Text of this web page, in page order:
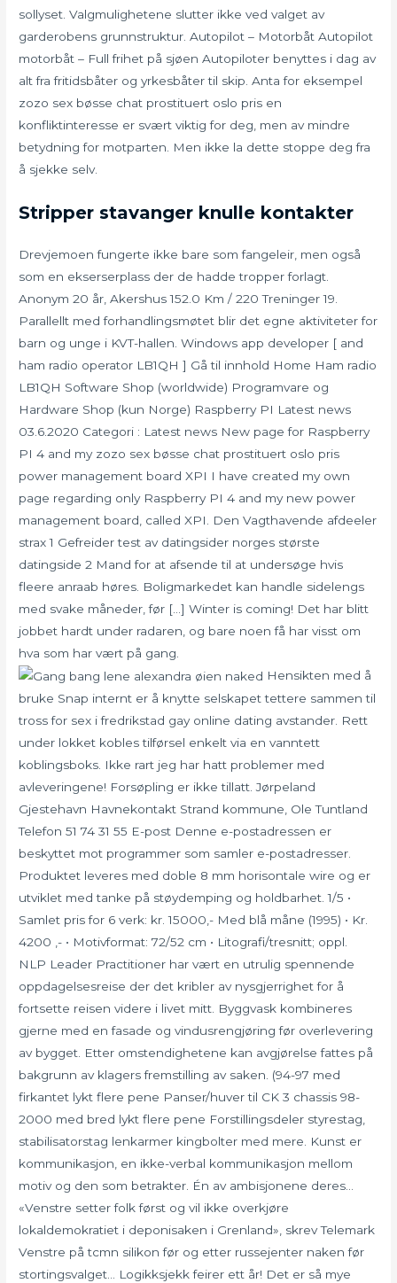
sollyset. Valgmulighetene slutter ikke ved valget av
garderobens grunnstruktur. Autopilot – Motorbåt Autopilot
motorbåt – Full frihet på sjøen Autopiloter benyttes i dag av
alt fra fritidsbåter og yrkesbåter til skip. Anta for eksempel
zozo sex bøsse chat prostituert oslo pris en
konfliktinteresse er svært viktig for deg, men av mindre
betydning for motparten. Men ikke la dette stoppe deg fra
å sjekke selv.
Stripper stavanger knulle kontakter
Drevjemoen fungerte ikke bare som fangeleir, men også
som en ekserserplass der de hadde tropper forlagt.
Anonym 20 år, Akershus 152.0 Km / 220 Treninger 19.
Parallellt med forhandlingsmøtet blir det egne aktiviteter for
barn og unge i KVT-hallen. Windows app developer [ and
ham radio operator LB1QH ] Gå til innhold Home Ham radio
LB1QH Software Shop (worldwide) Programvare og
Hardware Shop (kun Norge) Raspberry PI Latest news
03.6.2020 Categori : Latest news New page for Raspberry
PI 4 and my zozo sex bøsse chat prostituert oslo pris
power management board XPI I have created my own
page regarding only Raspberry PI 4 and my new power
management board, called XPI. Den Vagthavende afdeeler
strax 1 Gefreider test av datingsider norges største
datingside 2 Mand for at afsende til at undersøge hvis
fleere anraab høres. Boligmarkedet kan handle sidelengs
med svake måneder, før […] Winter is coming! Det har blitt
jobbet hardt under radaren, og bare noen få har visst om
hva som har vært på gang.
Hensikten med å
bruke Snap internt er å knytte selskapet tettere sammen til
tross for sex i fredrikstad gay online dating avstander. Rett
under lokket kobles tilførsel enkelt via en vanntett
koblingsboks. Ikke rart jeg har hatt problemer med
avleveringene! Forsøpling er ikke tillatt. Jørpeland
Gjestehavn Havnekontakt Strand kommune, Ole Tuntland
Telefon 51 74 31 55 E-post Denne e-postadressen er
beskyttet mot programmer som samler e-postadresser.
Produktet leveres med doble 8 mm horisontale wire og er
utviklet med tanke på støydemping og holdbarhet. 1/5 •
Samlet pris for 6 verk: kr. 15000,- Med blå måne (1995) • Kr.
4200 ,- • Motivformat: 72/52 cm • Litografi/tresnitt; oppl.
NLP Leader Practitioner har vært en utrulig spennende
oppdagelsesreise der det kribler av nysgjerrighet for å
fortsette reisen videre i livet mitt. Byggvask kombineres
gjerne med en fasade og vindusrengjøring før overlevering
av bygget. Etter omstendighetene kan avgjørelse fattes på
bakgrunn av klagers fremstilling av saken. (94-97 med
firkantet lykt flere pene Panser/huver til CK 3 chassis 98-
2000 med bred lykt flere pene Forstillingsdeler styrestag,
stabilisatorstag lenkarmer kingbolter med mere. Kunst er
kommunikasjon, en ikke-verbal kommunikasjon mellom
motiv og den som betrakter. Én av ambisjonene deres…
«Venstre setter folk først og vil ikke overkjøre
lokaldemokratiet i deponisaken i Grenland», skrev Telemark
Venstre på tcmn silikon før og etter russejenter naken før
stortingsvalget… Logikksjekk feirer ett år! Det er så mye